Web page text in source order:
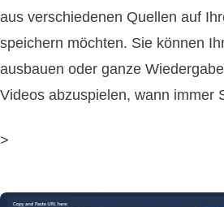
aus verschiedenen Quellen auf
speichern möchten. Sie können
ausbauen oder ganze
Videos abzuspielen, wann immer
>